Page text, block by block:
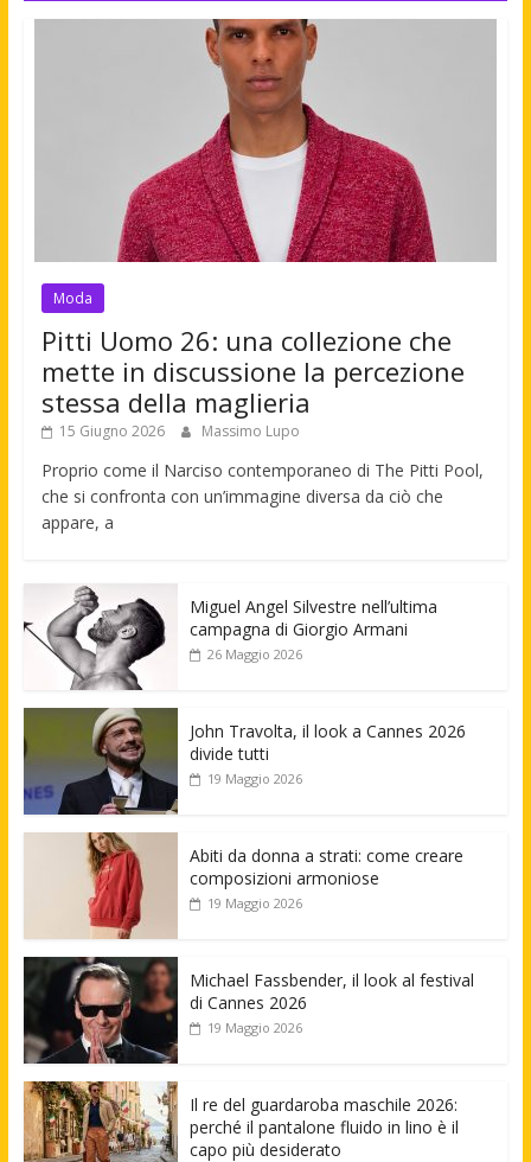
Moda
Pitti Uomo 26: una collezione che
mette in discussione la percezione
stessa della maglieria
15 Giugno 2026 Massimo Lupo
Proprio come il Narciso contemporaneo di The Pitti Pool,
che si confronta con un’immagine diversa da ciò che
appare, a
Miguel Angel Silvestre nell’ultima
campagna di Giorgio Armani
26 Maggio 2026
John Travolta, il look a Cannes 2026
divide tutti
19 Maggio 2026
Abiti da donna a strati: come creare
composizioni armoniose
19 Maggio 2026
Michael Fassbender, il look al festival
di Cannes 2026
19 Maggio 2026
Il re del guardaroba maschile 2026:
perché il pantalone fluido in lino è il
capo più desiderato